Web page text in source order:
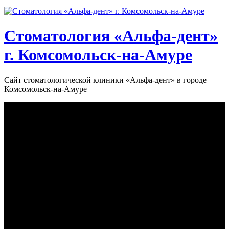
Стоматология «‎Альфа-дент»‎
г. Комсомольск-на-Амуре
Сайт стоматологической клиники «‎Альфа-дент» в городе
Комсомольск-на-Амуре